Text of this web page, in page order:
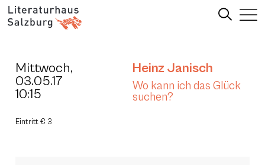
Mittwoch,
03.05.17
10:15
Heinz Janisch
Wo kann ich das Glück
suchen?
Eintritt € 3